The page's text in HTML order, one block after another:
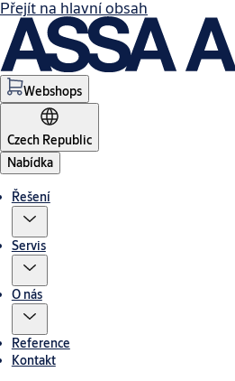
Přejít na hlavní obsah
Webshops
Czech Republic
Nabídka
Řešení
Servis
O nás
Reference
Kontakt